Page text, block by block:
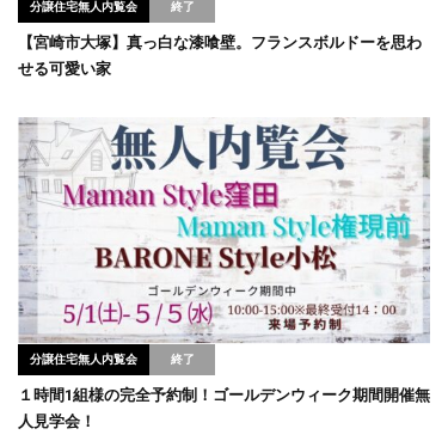
分譲住宅無人内覧会
【宮崎市大塚】真っ白な漆喰壁。フランスボルドーを思わ
せる可愛い家
分譲住宅無人内覧会
１時間1組様の完全予約制！ゴールデンウィーク期間開催無
人見学会！